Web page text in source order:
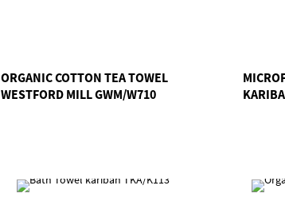
ORGANIC COTTON TEA TOWEL
WESTFORD MILL GWM/W710